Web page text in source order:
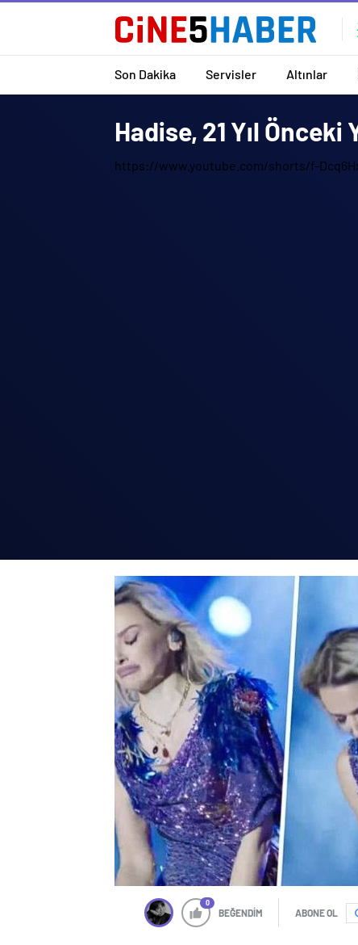
Son Dakika Servisler Altınlar
Hadise, 21 Yıl Önceki
https://www.youtube.com/shorts/f-
0
BEĞENDİM ABONE OL